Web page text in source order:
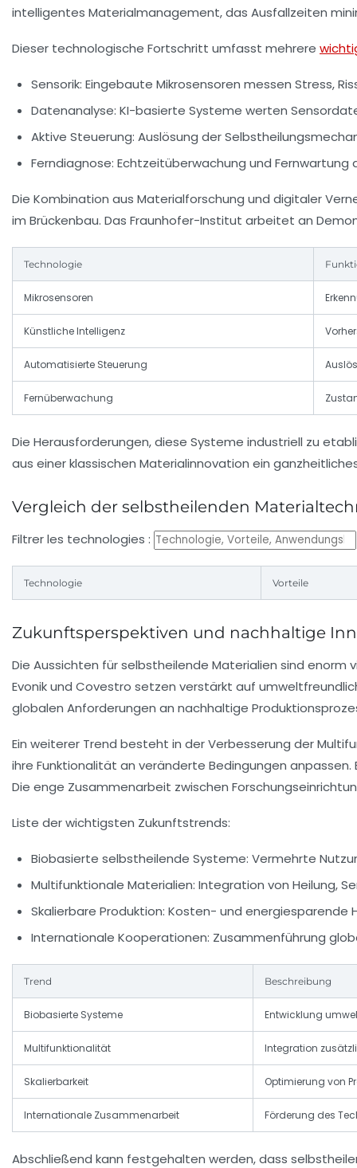
intelligentes Materialmanagement, das Ausfallzeiten
Dieser technologische Fortschritt umfasst mehrere
Sensorik: Eingebaute Mikrosensoren messen Stress,
Datenanalyse: KI-basierte Systeme werten
Aktive Steuerung: Auslösung der
Ferndiagnose: Echtzeitüberwachung und Fernwartung
Die Kombination aus Materialforschung und digitaler
im Brückenbau. Das Fraunhofer-Institut arbeitet an
Technologie
Mikrosensoren
Künstliche Intelligenz
Automatisierte Steuerung
Fernüberwachung
Die Herausforderungen, diese Systeme industriell zu
aus einer klassischen Materialinnovation ein
Vergleich der selbstheilenden
Filtrer les technologies :
Technologie Vorteile
Zukunftsperspektiven und nachhaltige
Die Aussichten für selbstheilende Materialien sind enorm
Evonik und Covestro setzen verstärkt auf
globalen Anforderungen an nachhaltige
Ein weiterer Trend besteht in der Verbesserung der
ihre Funktionalität an veränderte Bedingungen
Die enge Zusammenarbeit zwischen
Liste der wichtigsten Zukunftstrends:
Biobasierte selbstheilende Systeme: Vermehrte
Multifunktionale Materialien: Integration von Heilung,
Skalierbare Produktion: Kosten- und energiesparende
Internationale Kooperationen: Zusammenführung
Trend Beschreibung
Biobasierte Systeme Entwicklung
Multifunktionalität Integration
Skalierbarkeit Optimierung von
Internationale Zusammenarbeit Förderung des
Abschließend kann festgehalten werden, dass